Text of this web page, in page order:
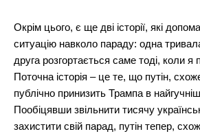
Окрім цього, є ще дві історії, які
ситуацію навколо параду: одна
друга розгортається саме тоді, коли
Поточна історія – це те, що путін,
публічно принизить Трампа в
Пообіцявши звільнити тисячу
захистити свій парад, путін тепер,